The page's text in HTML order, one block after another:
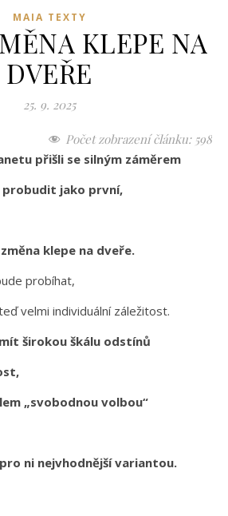
MAIA TEXTY
KLEPE NA
DVEŘE
25. 9. 2025
Počet zobrazení článku: 598
přišli se silným záměrem
probudit jako první,
klepe na dveře.
probíhat,
velmi individuální záležitost.
širokou škálu odstínů
„svobodnou volbou“
ni nejvhodnější variantou.